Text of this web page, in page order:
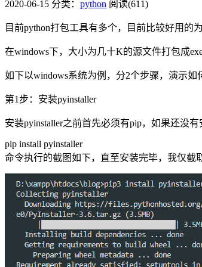
2020-06-15 分类： python 阅读(611)
目前python打包工具有多个，目前比较好用的
在windows下，大小为几十K的源文件打包成
如下以windows系统为例，分2个步骤，演示如
第1步：安装pyinstaller
安装pyinstaller之前首先必须有pip，如果还没
pip install pyinstaller
命令执行的截图如下，直至安装完毕，我仅截